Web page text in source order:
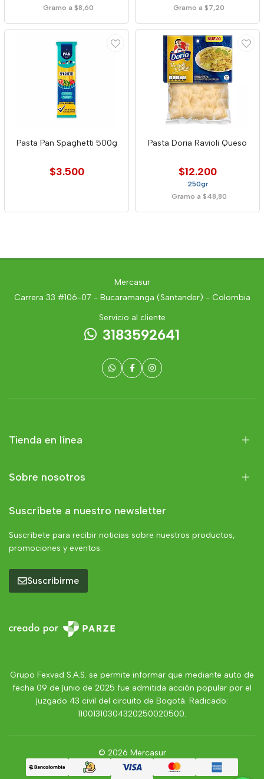
Gramo a $8,60
Gramo a $7,20
Pasta Pan Spaghetti 500g
$3.500
Pasta Doria Ravioli Queso
$12.200
250gr
Gramo a $48,80
Mercasur
Carrera 33 #106-07 - Bucaramanga (Santander) - Colombia
Servicio al cliente
3183592641
Tienda en línea
Sobre nosotros
Suscríbete a nuestro newsletter
Suscríbete para recibir noticias sobre nuestros productos,
promociones y eventos.
Suscribirme
Grupo Fexvad S.A.S. se permite informar que mediante auto de
fecha 09 de junio de 2025 fue admitida acción popular por el
juzgado 43 civil del circuito de Bogotá. Radicado:
11001310304320250020500.
© 2026 Mercasur